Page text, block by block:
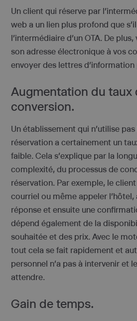
Un client qui réserve par
web a un lien plus profond que
l’intermédiaire d’un OTA. De
son adresse électronique à vos
envoyer des lettres
Augmentation du taux
conversion.
Un établissement qui n’utilise
réservation a certainement un
faible. Cela s’explique par la
complexité, du processus de
réservation. Par exemple, le
courriel ou même appeler
réponse et ensuite une
dépend également de la
souhaitée et des prix. Avec le
tout cela se fait rapidement et
personnel n’a pas à intervenir et
attendre.
Gain de temps.